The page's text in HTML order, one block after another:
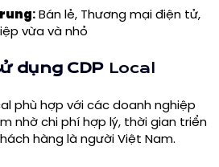
:Bán lẻ, Thương mại điện tử,
vừa và nhỏ
dụng CDP Local
phù hợp với các doanh nghiệp
nhờ chi phí hợp lý, thời gian triển
hàng là người Việt Nam.